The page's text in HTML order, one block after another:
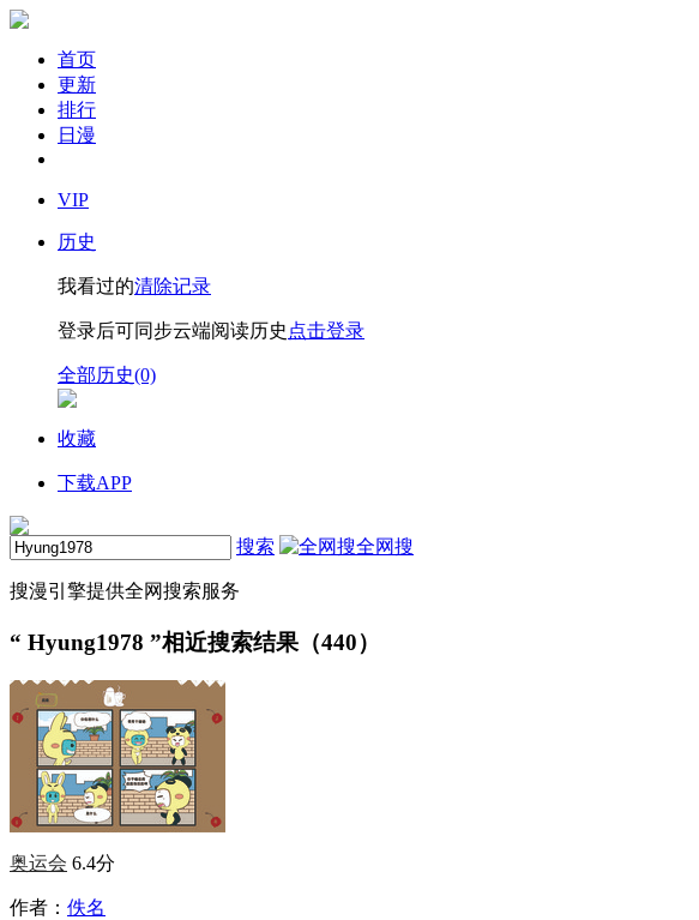
首页
更新
排行
日漫
VIP
历史
我看过的清除记录
登录后可同步云端阅读历史 点击登录
全部历史(0)
收藏
下载APP
搜索 全网搜
搜漫引擎提供全网搜索服务
“ Hyung1978 ”相近搜索结果（440）
奥运会 6.4分
作者： 佚名